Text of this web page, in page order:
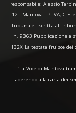
responsabile: Alessio
12 - Mantova - P.IVA,
Tribunale: iscritta al
n. 9363 Pubblicazione a
132X La testata fruisce
“La Voce di Mantova
aderendo alla carta dei